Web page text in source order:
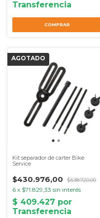
Kit separador de carter Bike
Service
$430.976,00 $538.720,00
6 x $71.829,33 sin interés